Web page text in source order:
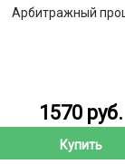
Арбитражный
1570 руб.
Купить